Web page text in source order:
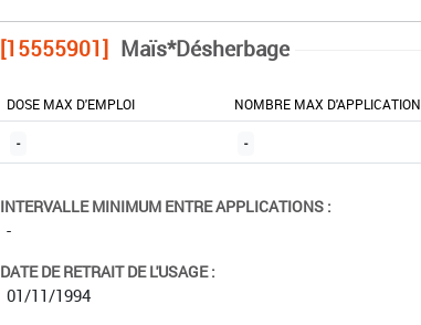
[15555901] Maïs*Désherbage
DOSE MAX D'EMPLOI NOMBRE MAX D'APPLICATION
- -
INTERVALLE MINIMUM ENTRE APPLICATIONS :
-
DATE DE RETRAIT DE L'USAGE :
01/11/1994